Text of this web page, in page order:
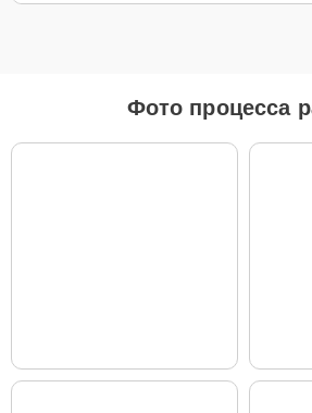
Как определиться с выбором запчастей:
Если устройство свежей
высококачественные запчасти, будь это
надежные аналоги проверенных и
Фото процесса